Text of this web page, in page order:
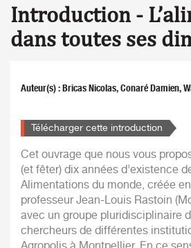
Introduction -
dans toutes ses
Auteur(s) : Bricas Nicolas, Conaré Damien,
Télécharger cette introduction
Cet ouvrage que nous vous
(et fêter) dix années d’existence
Alimentations du monde, créée
professeur Jean-Louis Rastoin
avec un groupe pluridisciplinaire
chercheurs de différentes
Agropolis à Montpellier. En ce